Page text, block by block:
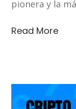
pionera y la
Read More